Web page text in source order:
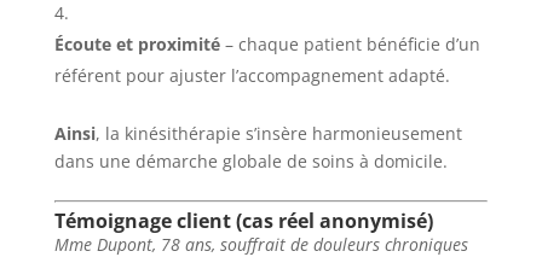
Écoute et proximité– chaque patient bénéficie d’un
référent pour ajuster l’accompagnement adapté.
Ainsi, la kinésithérapie s’insère harmonieusement
dans une démarche globale de soins à domicile.
Témoignage client (cas réel anonymisé)
Mme Dupont, 78 ans, souffrait de douleurs chroniques